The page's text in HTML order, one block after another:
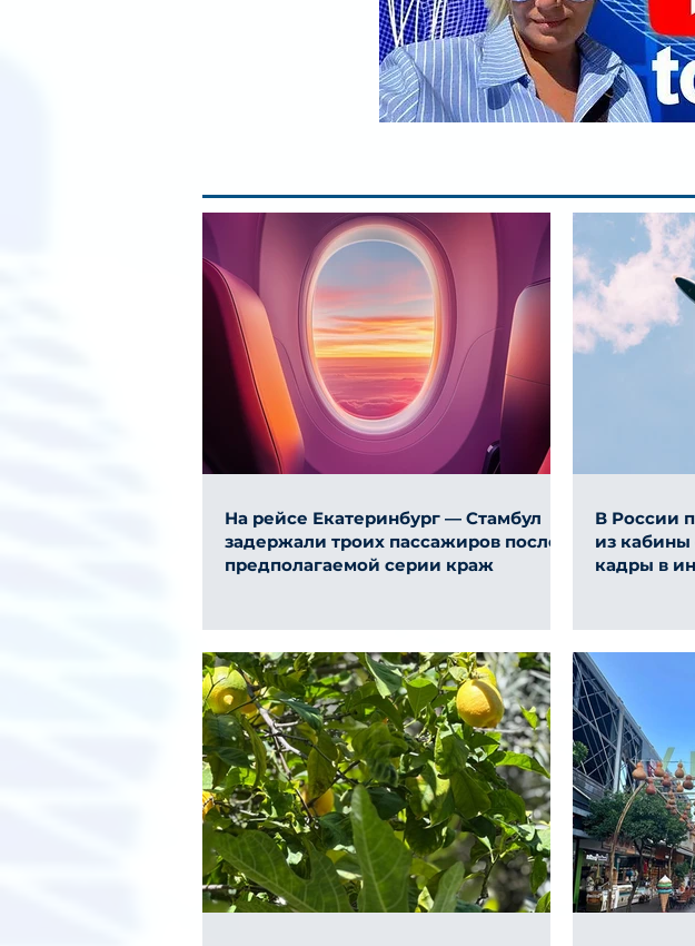
На рейсе Екатеринбург — Стамбул
задержали троих пассажиров после
предполагаемой серии краж
В России
из кабины
кадры в